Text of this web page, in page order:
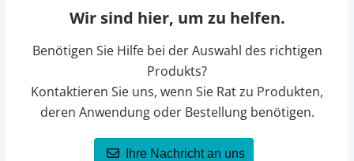
UVP70,99 €
Wir sind hier, um zu helfen.
Benötigen Sie Hilfe bei der Auswahl des richtigen
Produkts?
Kontaktieren Sie uns, wenn Sie Rat zu Produkten,
deren Anwendung oder Bestellung benötigen.
Ihre Nachricht an uns